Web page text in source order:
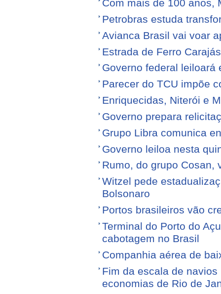
Com mais de 100 anos,
Petrobras estuda
Avianca Brasil vai voar
Estrada de Ferro
Governo federal leiloará
Parecer do TCU impõe
Enriquecidas, Niterói e
Governo prepara
Grupo Libra comunica
Governo leiloa nesta
Rumo, do grupo Cosan,
Witzel pede
Bolsonaro
Portos brasileiros vão
Terminal do Porto do
cabotagem no Brasil
Companhia aérea de
Fim da escala de
economias de Rio de